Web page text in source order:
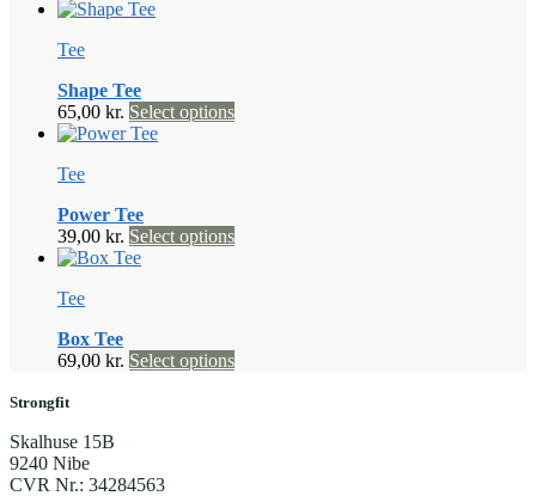
kan
Tee
Shape Tee
65,00 kr. Select optionsDette
kan
Tee
Power Tee
39,00 kr. Select optionsDette
kan
Tee
Box Tee
69,00 kr. Select optionsDette
Strongfit
Skalhuse 15B
9240 Nibe
CVR Nr.: 34284563